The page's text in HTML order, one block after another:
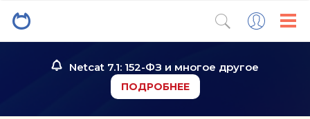
Netcat 7.1: 152-ФЗ и многое другое
ПОДРОБНЕЕ